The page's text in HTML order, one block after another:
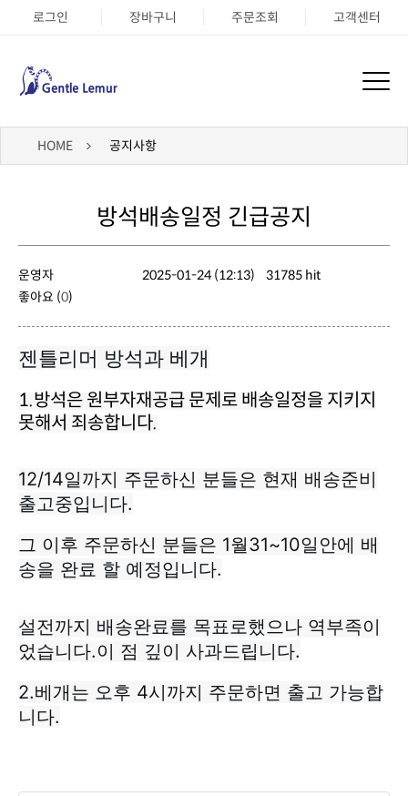
로그인 장바구니 주문조회 고객센터
HOME 공지사항
방석배송일정 긴급공지
운영자 2025-01-24 (12:13)
31785 hit
좋아요 (0)
젠틀리머 방석과 베개
못해서 죄송합니다.
출고중입니다.
송을 완료 할 예정입니다.
었습니다.이 점 깊이 사과드립니다.
니다.